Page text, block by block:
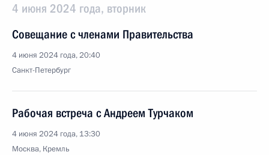
4 июня 2024 года, вторник
Совещание с членами Правительства
4 июня 2024 года, 20:40
Санкт-Петербург
Рабочая встреча с Андреем Турчаком
4 июня 2024 года, 13:30
Москва, Кремль